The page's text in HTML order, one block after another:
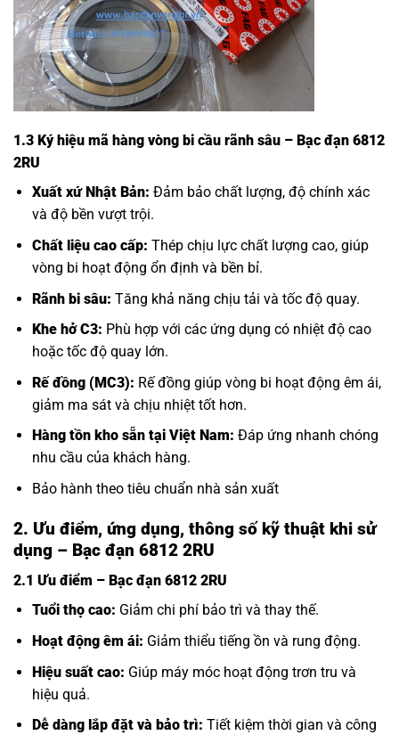
1.3 Ký hiệu mã hàng vòng bi cầu rãnh sâu – Bạc đạn 6812
2RU
Xuất xứ Nhật Bản: Đảm bảo chất lượng, độ chính xác
và độ bền vượt trội.
Chất liệu cao cấp: Thép chịu lực chất lượng cao, giúp
vòng bi hoạt động ổn định và bền bỉ.
Rãnh bi sâu: Tăng khả năng chịu tải và tốc độ quay.
Khe hở C3: Phù hợp với các ứng dụng có nhiệt độ cao
hoặc tốc độ quay lớn.
Rế đồng (MC3): Rế đồng giúp vòng bi hoạt động êm ái,
giảm ma sát và chịu nhiệt tốt hơn.
Hàng tồn kho sẵn tại Việt Nam: Đáp ứng nhanh chóng
nhu cầu của khách hàng.
Bảo hành theo tiêu chuẩn nhà sản xuất
2. Ưu điểm, ứng dụng, thông số kỹ thuật khi sử
dụng – Bạc đạn 6812 2RU
2.1 Ưu điểm – Bạc đạn 6812 2RU
Tuổi thọ cao: Giảm chi phí bảo trì và thay thế.
Hoạt động êm ái: Giảm thiểu tiếng ồn và rung động.
Hiệu suất cao: Giúp máy móc hoạt động trơn tru và
hiệu quả.
Dễ dàng lắp đặt và bảo trì: Tiết kiệm thời gian và công